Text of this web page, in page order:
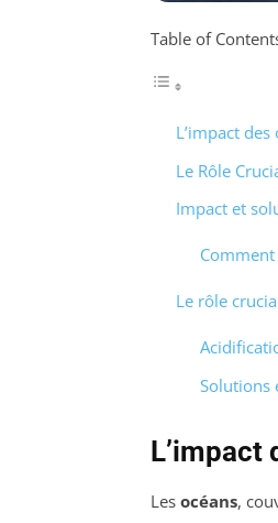
Table of
L’impact
Le Rôle
Impact et
Le rôle
Solutions
L’impact
Les océans,